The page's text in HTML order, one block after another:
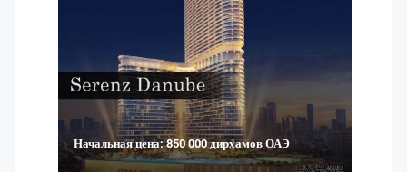
Начальная цена: 850 000 дирхамов ОАЭ